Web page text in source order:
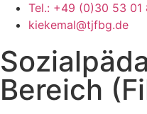
Tel.: +49 (0)30 53 01
kiekemal@tjfbg.de
Bereich